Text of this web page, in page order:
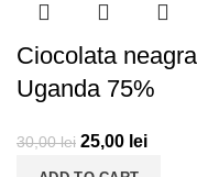
Ciocolata
Uganda 75%
30,00lei 25,00 lei